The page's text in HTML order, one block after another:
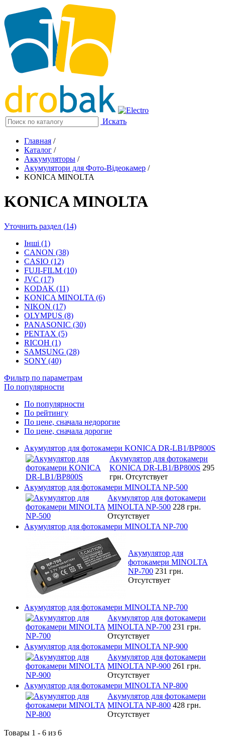
Искать
Главная /
Каталог /
Аккумуляторы /
Акумулятори для Фото-Відеокамер /
KONICA MINOLTA
KONICA MINOLTA
Уточнить раздел (14)
Інші (1)
CANON (38)
CASIO (12)
FUJI-FILM (10)
JVC (17)
KODAK (11)
KONICA MINOLTA (6)
NIKON (17)
OLYMPUS (8)
PANASONIC (30)
PENTAX (5)
RICOH (1)
SAMSUNG (28)
SONY (40)
Фильтр по параметрам
По популярности
По популярности
По рейтингу
По цене, сначала недорогие
По цене, сначала дорогие
Акумулятор для фотокамери KONICA DR-LB1/BP800S
Акумулятор для фотокамери
KONICA DR-LB1/BP800S 295
грн. Отсутствует
Акумулятор для фотокамери MINOLTA NP-500
Акумулятор для фотокамери
MINOLTA NP-500 228 грн.
Отсутствует
Акумулятор для фотокамери MINOLTA NP-700
Акумулятор для
фотокамери MINOLTA
NP-700 231 грн.
Отсутствует
Акумулятор для фотокамери MINOLTA NP-700
Акумулятор для фотокамери
MINOLTA NP-700 231 грн.
Отсутствует
Акумулятор для фотокамери MINOLTA NP-900
Акумулятор для фотокамери
MINOLTA NP-900 261 грн.
Отсутствует
Акумулятор для фотокамери MINOLTA NP-800
Акумулятор для фотокамери
MINOLTA NP-800 428 грн.
Отсутствует
Товары 1 - 6 из 6